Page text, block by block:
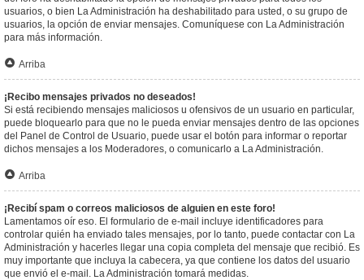
usuarios, o bien La Administración ha deshabilitado para usted, o su grupo de
usuarios, la opción de enviar mensajes. Comuníquese con La Administración
para más información.
Arriba
¡Recibo mensajes privados no deseados!
Si está recibiendo mensajes maliciosos u ofensivos de un usuario en particular,
puede bloquearlo para que no le pueda enviar mensajes dentro de las opciones
del Panel de Control de Usuario, puede usar el botón para informar o reportar
dichos mensajes a los Moderadores, o comunicarlo a La Administración.
Arriba
¡Recibí spam o correos maliciosos de alguien en este foro!
Lamentamos oír eso. El formulario de e-mail incluye identificadores para
controlar quién ha enviado tales mensajes, por lo tanto, puede contactar con La
Administración y hacerles llegar una copia completa del mensaje que recibió. Es
muy importante que incluya la cabecera, ya que contiene los datos del usuario
que envió el e-mail. La Administración tomará medidas.